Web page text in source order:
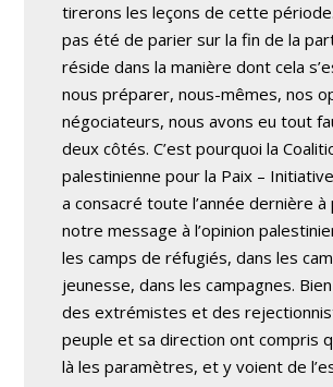
tirerons les leçons de cette période.
pas été de parier sur la fin de la
réside dans la manière dont cela
nous préparer, nous-mêmes, nos
négociateurs, nous avons eu tout
deux côtés. C’est pourquoi la
palestinienne pour la Paix –
a consacré toute l’année dernière
notre message à l’opinion
les camps de réfugiés, dans les
jeunesse, dans les campagnes.
des extrémistes et des
peuple et sa direction ont compris
là les paramètres, et y voient de